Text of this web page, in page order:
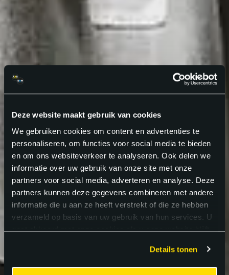
Deze website maakt gebruik van cookies
We gebruiken cookies om content en advertenties te
personaliseren, om functies voor social media te bieden
en om ons websiteverkeer te analyseren. Ook delen we
informatie over uw gebruik van onze site met onze
partners voor social media, adverteren en analyse. Deze
partners kunnen deze gegevens combineren met andere
informatie die u aan ze heeft verstrekt of die ze hebben
verzameld op basis van uw gebruik van hun services. U
gaat akkoord met onze cookies als u onze website blijft
Details tonen